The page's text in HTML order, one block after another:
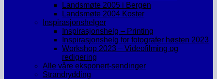
Landsmøte 2005 i Bergen
Landsmøte 2004 Koster
Inspirasjonshelger
Inspirasjonshelg – Printing
Inspirasjonshelg for fotografer høsten 2023
Workshop 2023 – Videofilming og
redigering
Alle våre eksponert-sendinger
Strandrydding